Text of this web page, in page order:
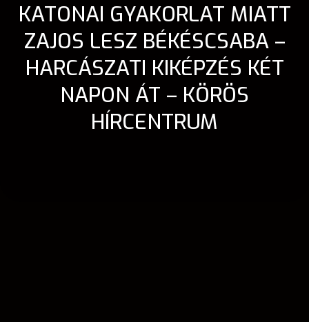
KATONAI GYAKORLAT MIATT
ZAJOS LESZ BÉKÉSCSABA –
HARCÁSZATI KIKÉPZÉS KÉT
NAPON ÁT – KÖRÖS
HÍRCENTRUM